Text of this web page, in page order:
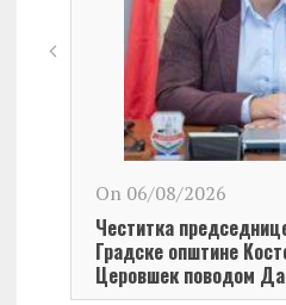
On 06/08/2026
Честитка
Градске општине
Церовшек поводом